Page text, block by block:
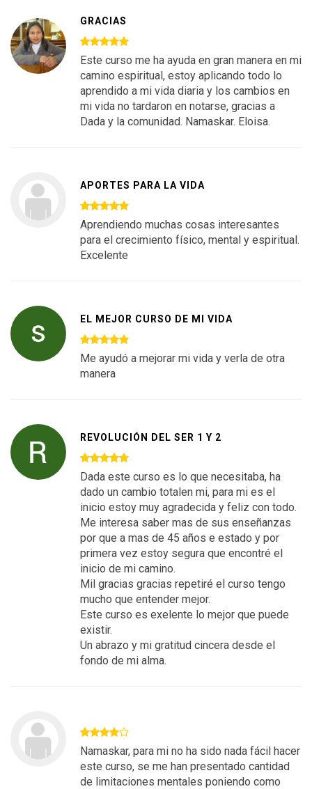
GRACIAS
Este curso me ha ayuda en gran manera en mi
camino espiritual, estoy aplicando todo lo
aprendido a mi vida diaria y los cambios en
mi vida no tardaron en notarse, gracias a
Dada y la comunidad. Namaskar. Eloisa.
APORTES PARA LA VIDA
Aprendiendo muchas cosas interesantes
para el crecimiento físico, mental y espiritual.
Excelente
EL MEJOR CURSO DE MI VIDA
Me ayudó a mejorar mi vida y verla de otra
manera
REVOLUCIÓN DEL SER 1 Y 2
Dada este curso es lo que necesitaba, ha
dado un cambio totalen mi, para mi es el
inicio estoy muy agradecida y feliz con todo.
Me interesa saber mas de sus enseñanzas
por que a mas de 45 años e estado y por
primera vez estoy segura que encontré el
inicio de mi camino.
Mil gracias gracias repetiré el curso tengo
mucho que entender mejor.
Este curso es exelente lo mejor que puede
existir.
Un abrazo y mi gratitud cincera desde el
fondo de mi alma.
Namaskar, para mi no ha sido nada fácil hacer
este curso, se me han presentado cantidad
de limitaciones mentales poniendo como